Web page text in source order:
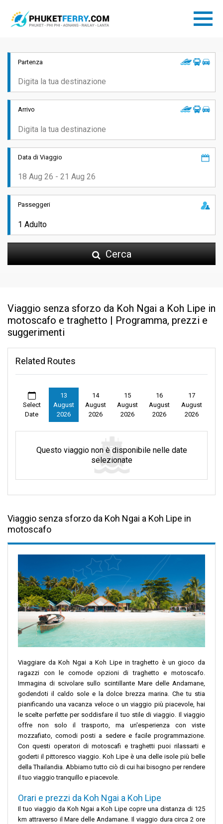
Partenza
Arrivo
Data di Viaggio
Passeggeri
Cerca
Viaggio senza sforzo da Koh Ngai a Koh Lipe in
motoscafo e traghetto | Programma, prezzi e
suggerimenti
Related Routes
Select
Date
13
August
2026
14
August
2026
15
August
2026
16
August
2026
17
August
2026
Questo viaggio non è disponibile nelle date
selezionate
Viaggio senza sforzo da Koh Ngai a Koh Lipe in
motoscafo
Viaggiare da Koh Ngai a Koh Lipe in traghetto è un gioco da
ragazzi con le comode opzioni di traghetto e motoscafo.
Immagina di scivolare sullo scintillante Mare delle Andamane,
godendoti il ​​caldo sole e la dolce brezza marina. Che tu stia
pianificando una vacanza veloce o un viaggio più piacevole, hai
le scelte perfette per soddisfare il tuo stile di viaggio. Il viaggio
offre non solo il trasporto, ma un'esperienza con viste
mozzafiato, comodi posti a sedere e facile programmazione.
Con questi operatori di motoscafi e traghetti puoi rilassarti e
goderti il ​​pittoresco viaggio. Koh Lipe è una delle isole più belle
della Thailandia. Abbiamo tutto ciò di cui hai bisogno per rendere
il tuo viaggio tranquillo e piacevole.
Orari e prezzi da Koh Ngai a Koh Lipe
Il tuo viaggio da Koh Ngai a Koh Lipe copre una distanza di 125
km attraverso il Mare delle Andamane. Il viaggio dura circa 2 ore